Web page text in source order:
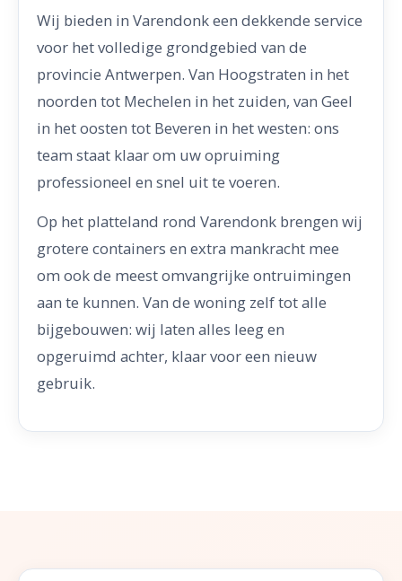
Wij bieden in Varendonk een dekkende service
voor het volledige grondgebied van de
provincie Antwerpen. Van Hoogstraten in het
noorden tot Mechelen in het zuiden, van Geel
in het oosten tot Beveren in het westen: ons
team staat klaar om uw opruiming
professioneel en snel uit te voeren.
Op het platteland rond Varendonk brengen wij
grotere containers en extra mankracht mee
om ook de meest omvangrijke ontruimingen
aan te kunnen. Van de woning zelf tot alle
bijgebouwen: wij laten alles leeg en
opgeruimd achter, klaar voor een nieuw
gebruik.